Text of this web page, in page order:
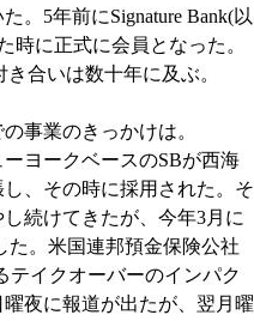
。5年前にSignature Bank(以
時に正式に会員となった。
き合いは数十年に及ぶ。
事業のきっかけは。
ヨークベースのSBが西海
、その時に採用された。そ
続けてきたが、今年3月に
た。米国連邦預金保険公社
テイクオーバーのインパク
曜夜に報道が出たが、翌月曜